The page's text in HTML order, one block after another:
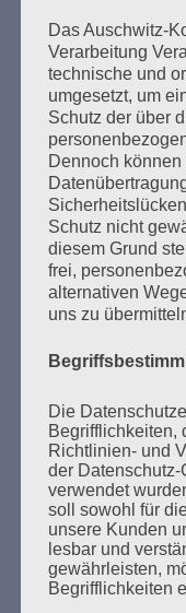
Beiträge
Aus der
Nie mehr
immer
und
Erinnern heißt
Esther Bejarano
SUCHEN
NACH:
Das Auschwitz-
Verarbeitung
technische und
umgesetzt, um
Schutz der über
Dennoch
Schutz nicht
diesem Grund
frei,
alternativen
uns zu
Die
Begrifflichkeiten,
Richtlinien- und
der
verwendet
soll sowohl für
unsere Kunden
lesbar und
gewährleisten,
Begrifflichkeiten